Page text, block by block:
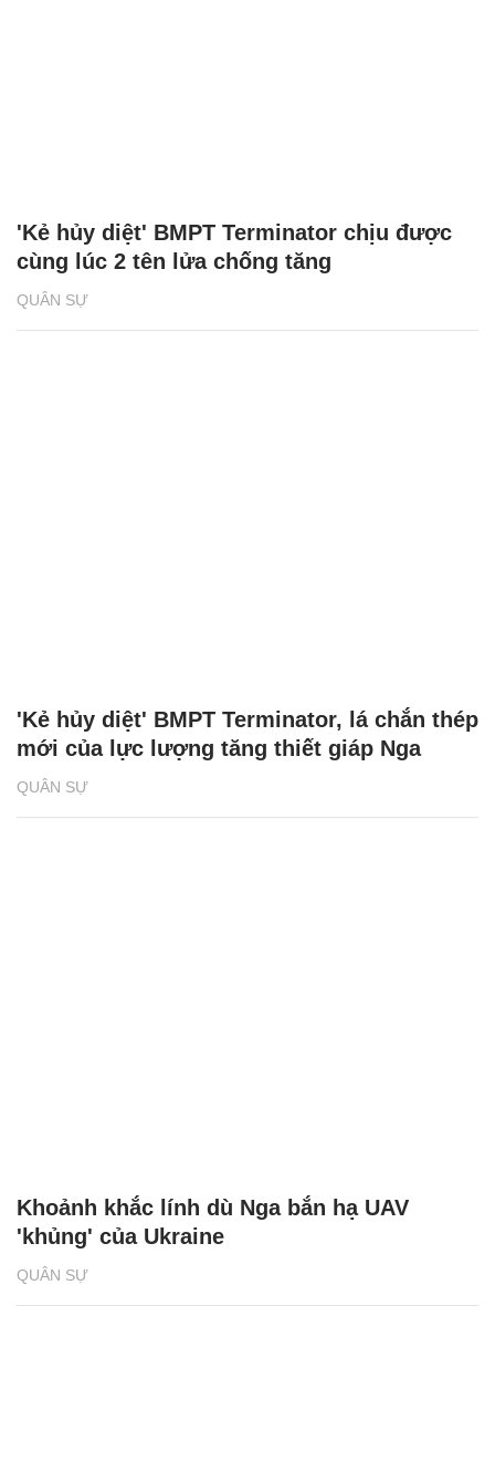
QUÂN SỰ
'Kẻ hủy diệt' BMPT Terminator chịu được
cùng lúc 2 tên lửa chống tăng
QUÂN SỰ
'Kẻ hủy diệt' BMPT Terminator, lá chắn thép
mới của lực lượng tăng thiết giáp Nga
QUÂN SỰ
Khoảnh khắc lính dù Nga bắn hạ UAV
'khủng' của Ukraine